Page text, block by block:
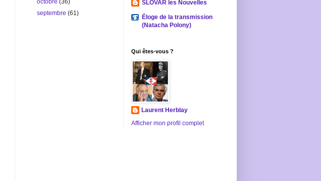
octobre(36)
septembre(61)
SLOVAR les Nouvelles
Éloge de la transmission
(Natacha Polony)
Qui êtes-vous ?
Laurent Herblay
Afficher mon profil complet